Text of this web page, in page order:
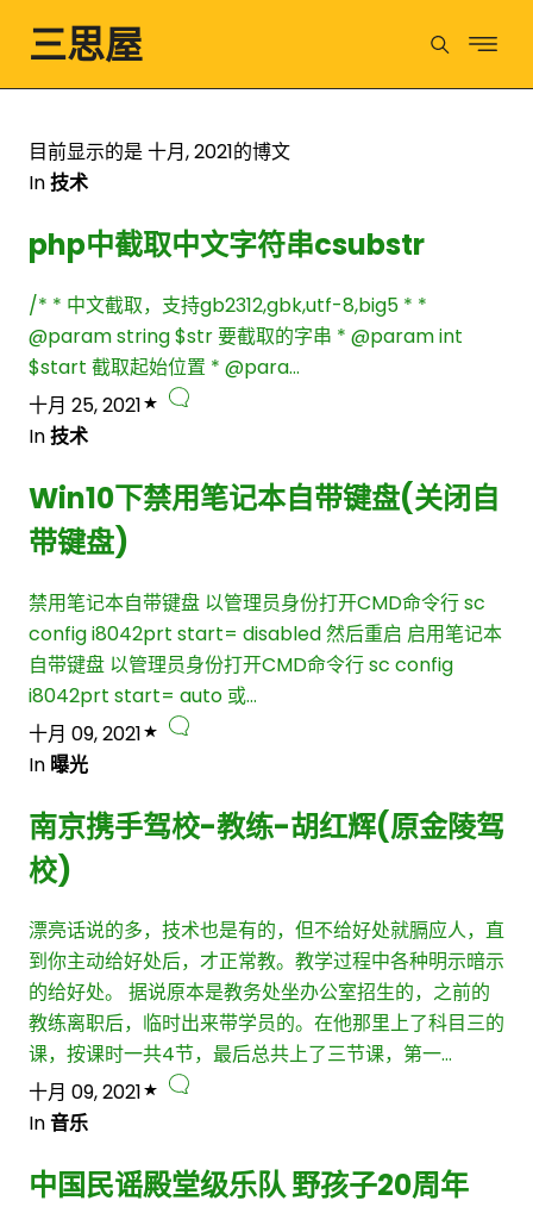
三思屋
目前显示的是 十月, 2021的博文
In技术
php中截取中文字符串csubstr
/* * 中文截取，支持gb2312,gbk,utf-8,big5 * *
@param string $str 要截取的字串 * @param int
$start 截取起始位置 * @para…
十月 25, 2021
In技术
Win10下禁用笔记本自带键盘(关闭自
带键盘)
禁用笔记本自带键盘 以管理员身份打开CMD命令行 sc
config i8042prt start= disabled 然后重启 启用笔记本
自带键盘 以管理员身份打开CMD命令行 sc config
i8042prt start= auto 或…
十月 09, 2021
In 曝光
南京携手驾校-教练-胡红辉(原金陵驾
校)
漂亮话说的多，技术也是有的，但不给好处就膈应人，直
到你主动给好处后，才正常教。教学过程中各种明示暗示
的给好处。 据说原本是教务处坐办公室招生的，之前的
教练离职后，临时出来带学员的。在他那里上了科目三的
课，按课时一共4节，最后总共上了三节课，第一…
十月 09, 2021
In音乐
中国民谣殿堂级乐队 野孩子20周年